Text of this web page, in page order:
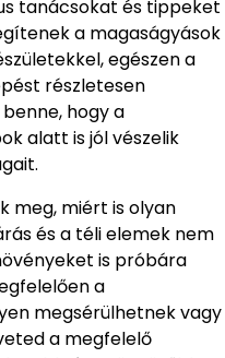
tanácsokat és tippeket
a magaságyások
egészen a
részletesen
hogy a
alatt is jól vészelik
meg, miért is olyan
és a téli elemek nem
is próbára
a
megsérülhetnek vagy
a megfelelő